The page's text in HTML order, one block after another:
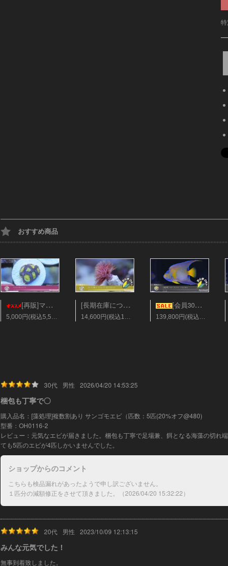
おすすめ商品
[再販]マメスナギンチャク フラグ28mm ソラマメ
5,000円(税込5,500円)
[長期在庫につき会員25%オフ][レア]美ハードチューブ オレンジレッド Sサイズ
14,600円(税込16,060円)
[会員30％オフ][超美]ベリーズ/クィーンエンゼル XLサイズ
139,800円(税込153,780円)
30代 男性 2026/04/20 14:53:25
梱包も丁寧で〇
購入品名：[藻処理]複数割あり サンゴモエビ（匹数：5匹(20%オフ@480)
型番：OH0116-2
レビュー：元気なエビが届きました。梱包も丁寧で足場兼、餌となる海藻の切れ
ても5匹のエビが4匹しかいませんでした。
ショップからのコメント
こちらも検品漏れがあったようで申し訳ございません。
１匹分の減額修正をさせて頂きました。（2026/04/20 15:32:22）
20代 男性 2023/10/09 12:13:15
みんな元気でした！
無事到着致しました。